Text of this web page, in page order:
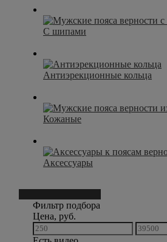
С шипами
Антиэрекционные кольца
Кожаные
Аксессуары
Фильтр подбора
Цена, руб.